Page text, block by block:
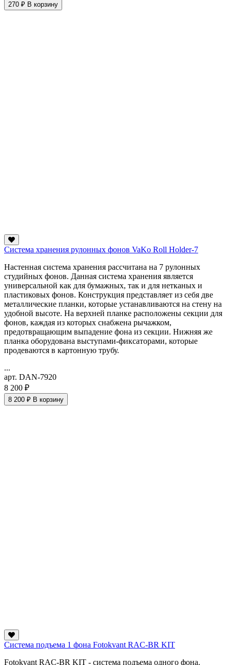
270 ₽ В корзину
Система хранения рулонных фонов VaKo Roll Holder-7
Настенная система хранения рассчитана на 7 рулонных
студийных фонов. Данная система хранения является
универсальной как для бумажных, так и для нетканых и
пластиковых фонов. Конструкция представляет из себя две
металлические планки, которые устанавливаются на стену на
удобной высоте. На верхней планке расположены секции для
фонов, каждая из которых снабжена рычажком,
предотвращающим выпадение фона из секции. Нижняя же
планка оборудована выступами-фиксаторами, которые
продеваются в картонную трубу.
...
арт. DAN-7920
8 200 ₽
8 200 ₽ В корзину
Система подъема 1 фона Fotokvant RAC-BR KIT
Fotokvant RAC-BR KIT - система подъема одного фона.